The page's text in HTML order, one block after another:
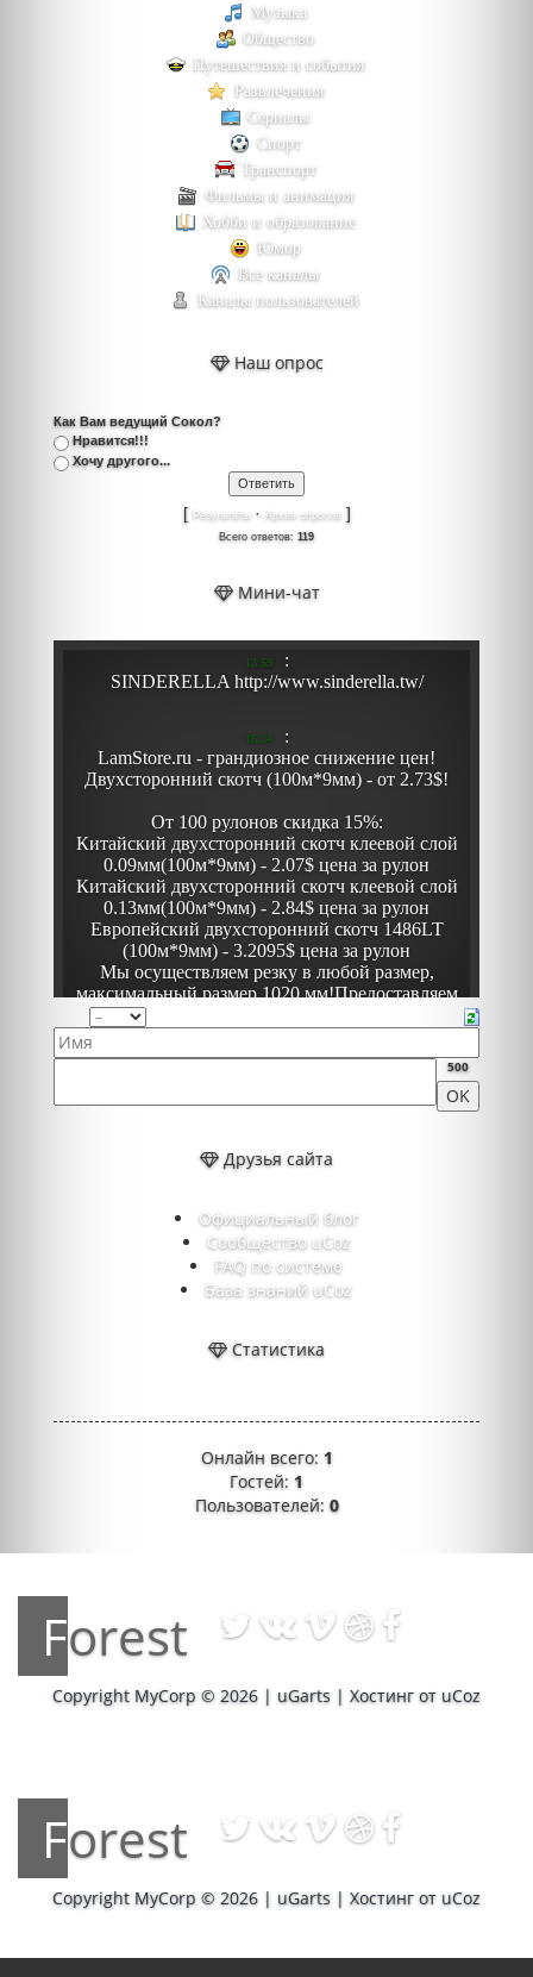
Музыка
Общество
Путешествия и события
Развлечения
Сериалы
Спорт
Транспорт
Фильмы и анимация
Хобби и образование
Юмор
Все каналы
Каналы пользователей
Наш опрос
Как Вам ведущий Сокол?
Нравится!!!
Хочу другого...
[ Результаты · Архив опросов]
Всего ответов: 119
Мини-чат
500
Друзья сайта
Официальный блог
Сообщество uCoz
FAQ по системе
База знаний uCoz
Статистика
Онлайн всего: 1
Гостей: 1
Пользователей:0
Forest
Copyright MyCorp © 2026 | uGarts | Хостинг от uCoz
Forest
Copyright MyCorp © 2026 | uGarts | Хостинг от uCoz